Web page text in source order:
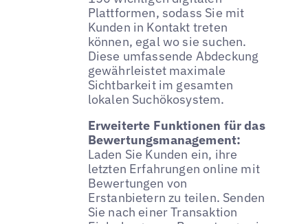
Plattformen, sodass Sie mit
Kunden in Kontakt treten
können, egal wo sie suchen.
Diese umfassende Abdeckung
gewährleistet maximale
Sichtbarkeit im gesamten
lokalen Suchökosystem.
Erweiterte Funktionen für das
Bewertungsmanagement:
Laden Sie Kunden ein, ihre
letzten Erfahrungen online mit
Bewertungen von
Erstanbietern zu teilen. Senden
Sie nach einer Transaktion